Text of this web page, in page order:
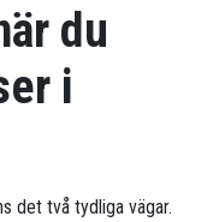
du
i
det två tydliga vägar.